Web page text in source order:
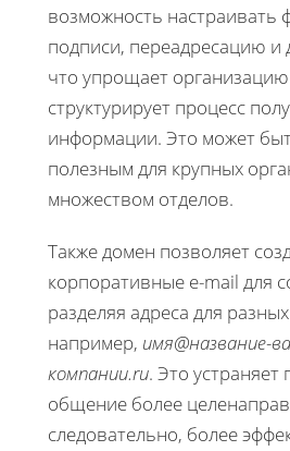
возможность настраивать
подписи, переадресацию и
что упрощает
структурирует процесс
информации. Это может
полезным для крупных
множеством отделов.
Также домен позволяет
корпоративные e-mail для
разделяя адреса для
например, имя@название-
компании.ru. Это устраняет
общение более
следовательно, более